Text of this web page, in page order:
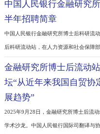
学术沙龙。景顺亚洲信用研究主管胡
行主题演讲。胡奕分享了对人民币国
欧美宏观经济进行分析与展望。人民
培养博士生、博士后，省级分行研究
半年招聘简章
中国人民银行金融研究所博士后科研
后科研流动站，在人力资源和社会保
2020年度博士后综合评估中获得优
银行基本职能和中心工作为宗旨，尊
氛围，鼓励求真务实、开拓创新的工
中国金
金融研究所博士后流动
坛“从近年来我国自贸
展趋势”